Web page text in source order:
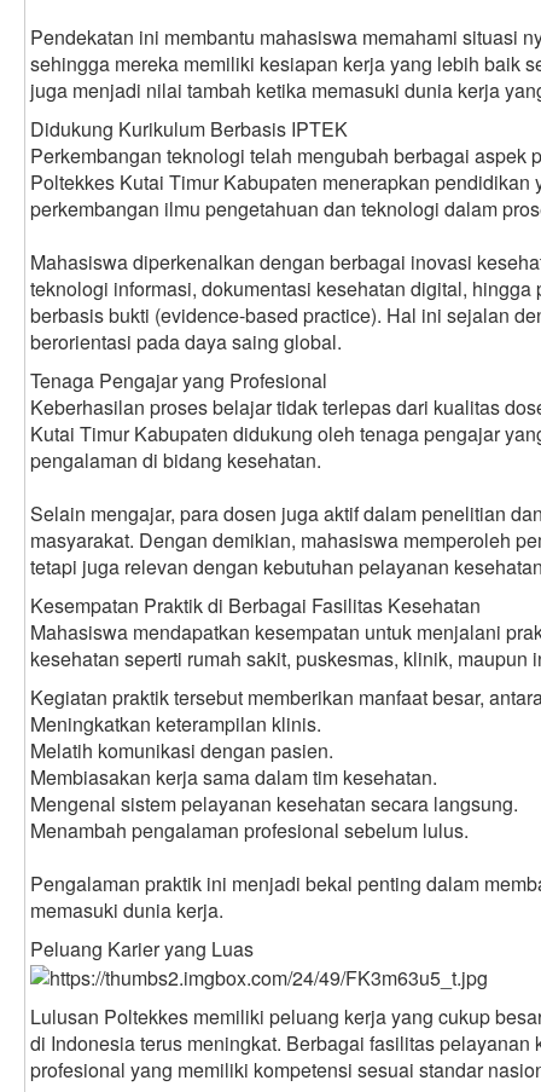
Pendekatan ini membantu mahasiswa memahami situasi
sehingga mereka memiliki kesiapan kerja yang lebih baik
juga menjadi nilai tambah ketika memasuki dunia kerja
Didukung Kurikulum Berbasis IPTEK
Perkembangan teknologi telah mengubah berbagai aspek
Poltekkes Kutai Timur Kabupaten menerapkan pendidikan
perkembangan ilmu pengetahuan dan teknologi dalam
Mahasiswa diperkenalkan dengan berbagai inovasi
teknologi informasi, dokumentasi kesehatan digital,
berbasis bukti (evidence-based practice). Hal ini sejalan
berorientasi pada daya saing global.
Tenaga Pengajar yang Profesional
Keberhasilan proses belajar tidak terlepas dari kualitas
Kutai Timur Kabupaten didukung oleh tenaga pengajar
pengalaman di bidang kesehatan.
Selain mengajar, para dosen juga aktif dalam penelitian
masyarakat. Dengan demikian, mahasiswa memperoleh
tetapi juga relevan dengan kebutuhan pelayanan
Kesempatan Praktik di Berbagai Fasilitas Kesehatan
Mahasiswa mendapatkan kesempatan untuk menjalani
kesehatan seperti rumah sakit, puskesmas, klinik, maupun
Kegiatan praktik tersebut memberikan manfaat besar,
Meningkatkan keterampilan klinis.
Melatih komunikasi dengan pasien.
Membiasakan kerja sama dalam tim kesehatan.
Mengenal sistem pelayanan kesehatan secara langsung.
Menambah pengalaman profesional sebelum lulus.
Pengalaman praktik ini menjadi bekal penting dalam
memasuki dunia kerja.
Peluang Karier yang Luas
Lulusan Poltekkes memiliki peluang kerja yang cukup
di Indonesia terus meningkat. Berbagai fasilitas pelayanan
profesional yang memiliki kompetensi sesuai standar